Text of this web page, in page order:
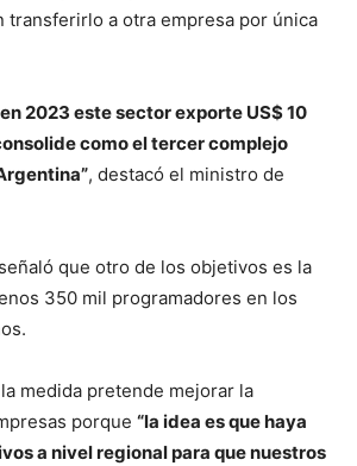
transferirlo a otra empresa por única
2023 este sector exporte US$ 10
como el tercer complejo
, destacó el ministro de
que otro de los objetivos es la
350 mil programadores en los
medida pretende mejorar la
porque “la idea es que haya
a nivel regional para que nuestros